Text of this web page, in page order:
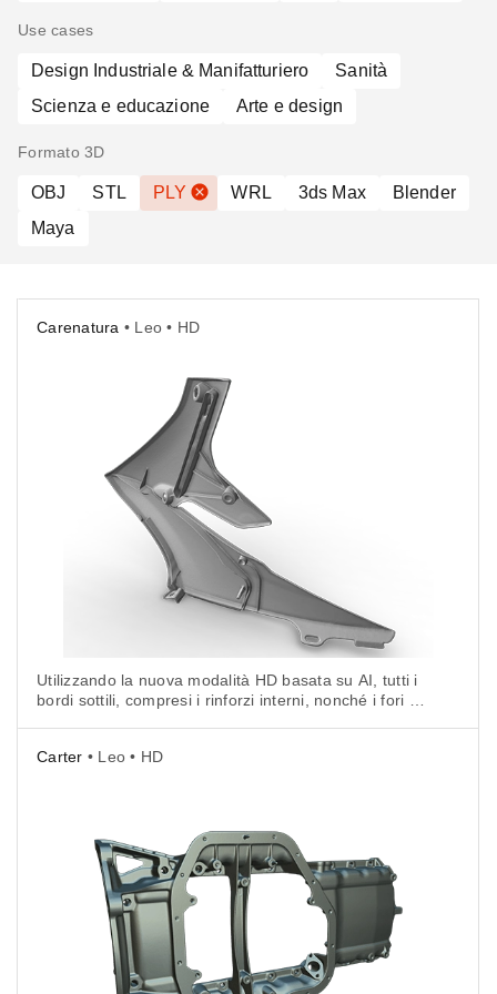
Use cases
Design Industriale & Manifatturiero
Sanità
Scienza e educazione
Arte e design
Formato 3D
OBJ STL PLY WRL 3ds Max
Blender
Maya
Carenatura • Leo • HD
Utilizzando la nuova modalità HD basata su AI, tutti i
bordi sottili, compresi i rinforzi interni, nonché i fori di
Carter • Leo • HD